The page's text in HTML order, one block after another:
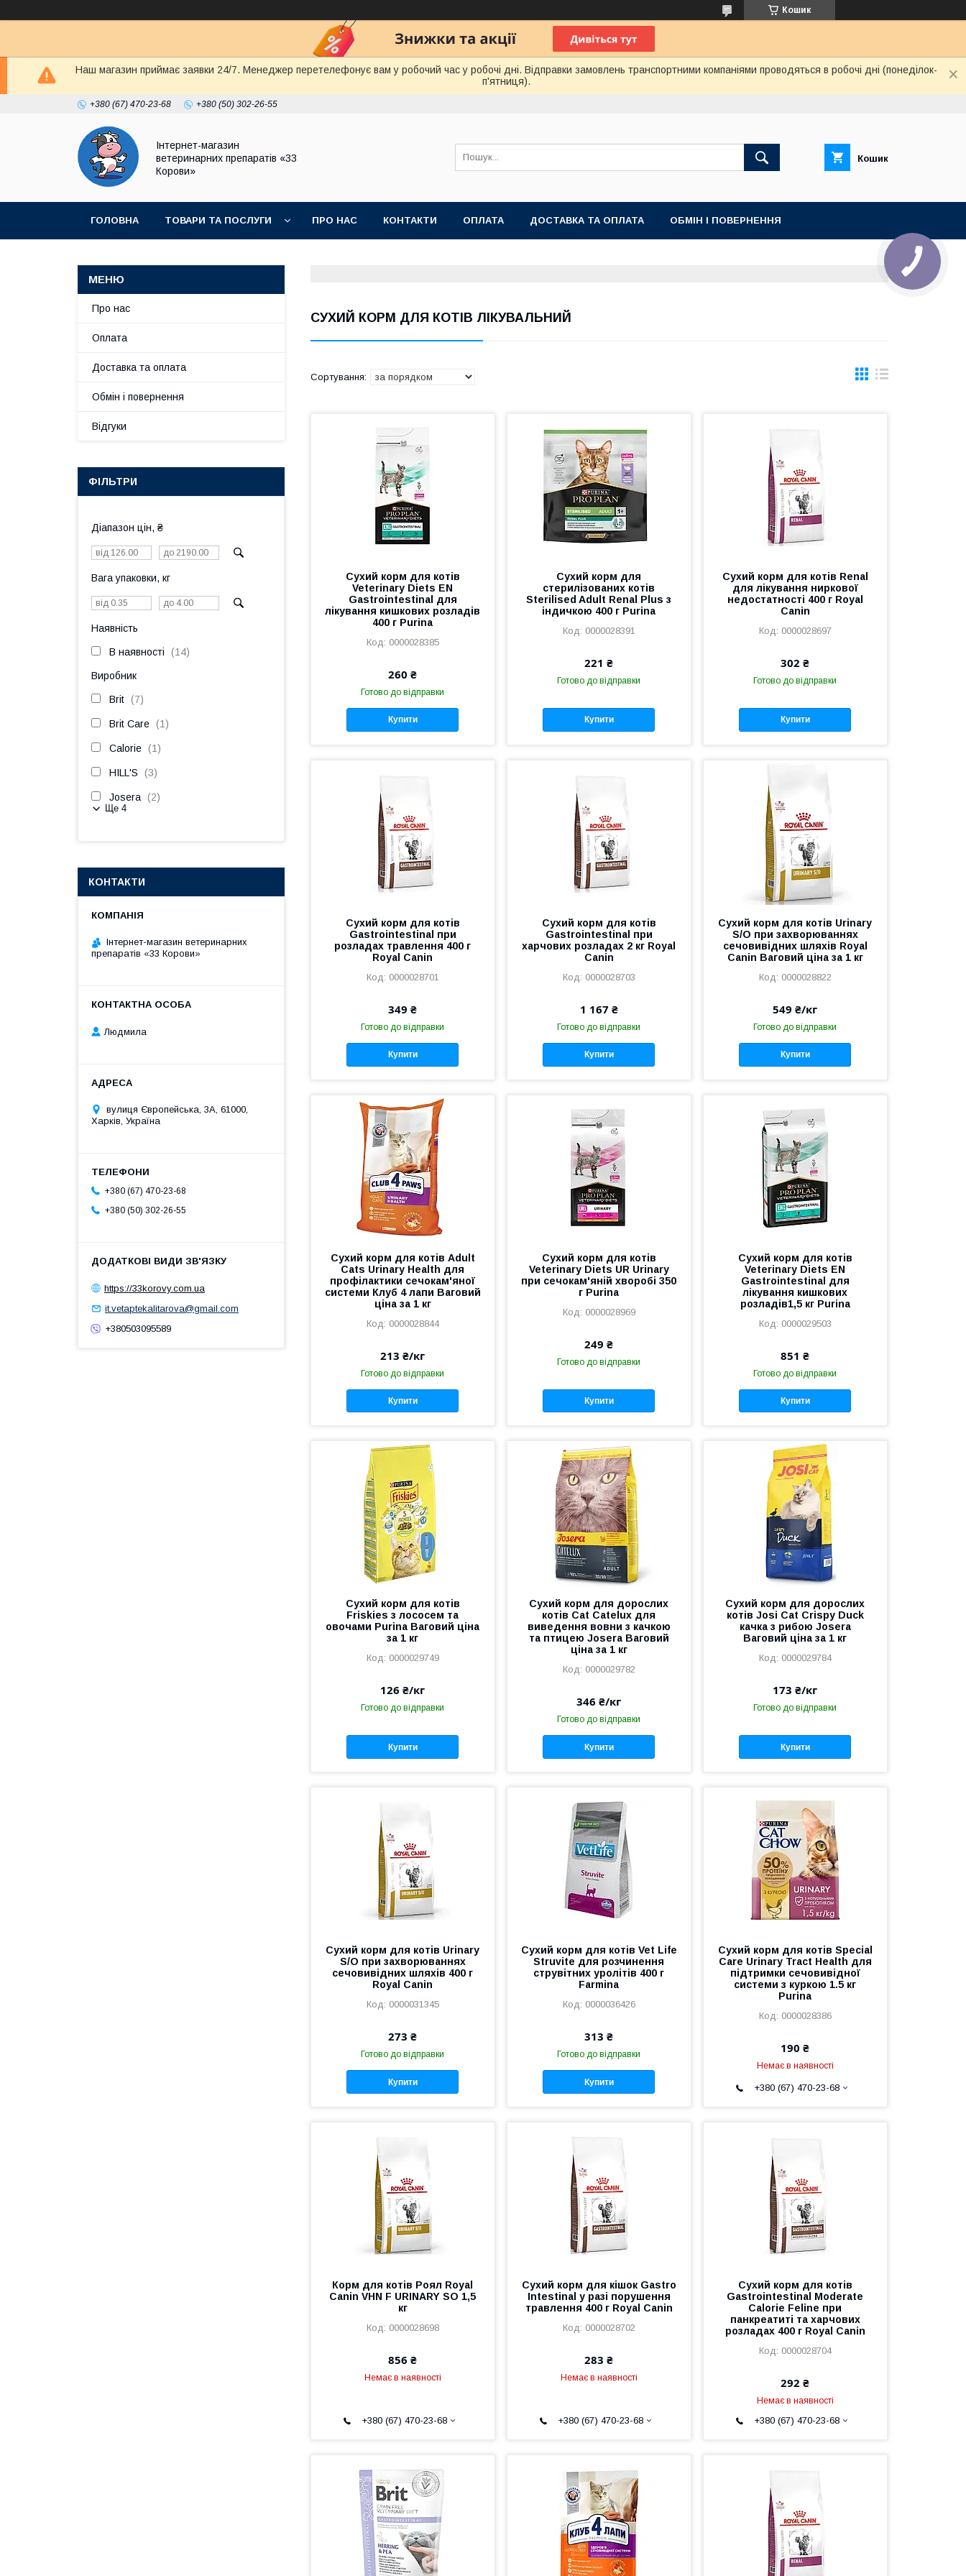
Кошик
Наш магазин приймає заявки 24/7. Менеджер перетелефонує вам у робочий час у робочі дні. Відправки замовлень транспортними компаніями проводяться в робочі дні (понеділок-
п'ятниця).
+380 (67) 470-23-68 +380 (50) 302-26-55
Інтернет-магазин
ветеринарних препаратів «33
Корови»
Кошик
ГОЛОВНА ТОВАРИ ТА ПОСЛУГИ ПРО НАС КОНТАКТИ ОПЛАТА ДОСТАВКА ТА ОПЛАТА ОБМІН І ПОВЕРНЕННЯ
СУХИЙ КОРМ ДЛЯ КОТІВ ЛІКУВАЛЬНИЙ
Сухий корм для котів
Veterinary Diets EN
Gastrointestinal для
лікування кишкових розладів
400 г Purina
0000028385
260 ₴
Готово до відправки
Купити
Сухий корм для
стерилізованих котів
Sterilised Adult Renal Plus з
індичкою 400 г Purina
0000028391
221 ₴
Готово до відправки
Купити
Сухий корм для котів Renal
для лікування ниркової
недостатності 400 г Royal
Canin
0000028697
302 ₴
Готово до відправки
Купити
Сухий корм для котів
Gastrointestinal при
розладах травлення 400 г
Royal Canin
0000028701
349 ₴
Готово до відправки
Купити
Сухий корм для котів
Gastrointestinal при
харчових розладах 2 кг Royal
Canin
0000028703
1 167 ₴
Готово до відправки
Купити
Сухий корм для котів Urinary
S/O при захворюваннях
сечовивідних шляхів Royal
Canin Ваговий ціна за 1 кг
0000028822
549 ₴/кг
Готово до відправки
Купити
Сухий корм для котів Adult
Cats Urinary Health для
профілактики сечокам'яної
системи Клуб 4 лапи Ваговий
ціна за 1 кг
0000028844
213 ₴/кг
Готово до відправки
Купити
Сухий корм для котів
Veterinary Diets UR Urinary
при сечокам'яній хворобі 350
г Purina
0000028969
249 ₴
Готово до відправки
Купити
Сухий корм для котів
Veterinary Diets EN
Gastrointestinal для
лікування кишкових
розладів1,5 кг Purina
0000029503
851 ₴
Готово до відправки
Купити
Сухий корм для котів
Friskies з лососем та
овочами Purina Ваговий ціна
за 1 кг
0000029749
126 ₴/кг
Готово до відправки
Купити
Сухий корм для дорослих
котів Cat Catelux для
виведення вовни з качкою
та птицею Josera Ваговий
ціна за 1 кг
0000029782
346 ₴/кг
Готово до відправки
Купити
Сухий корм для дорослих
котів Josi Cat Crispy Duck
качка з рибою Josera
Ваговий ціна за 1 кг
0000029784
173 ₴/кг
Готово до відправки
Купити
Сухий корм для котів Urinary
S/O при захворюваннях
сечовивідних шляхів 400 г
Royal Canin
0000031345
273 ₴
Готово до відправки
Купити
Сухий корм для котів Vet Life
Struvite для розчинення
струвітних уролітів 400 г
Farmina
0000036426
313 ₴
Готово до відправки
Купити
Сухий корм для котів Special
Care Urinary Tract Health для
підтримки сечовивідної
системи з куркою 1.5 кг
Purina
0000028386
190 ₴
Немає в наявності
+380 (67) 470-23-68
Корм для котів Роял Royal
Canin VHN F URINARY SO 1,5
кг
0000028698
856 ₴
Немає в наявності
+380 (67) 470-23-68
Сухий корм для кішок Gastro
Intestinal у разі порушення
травлення 400 г Royal Canin
0000028702
283 ₴
Немає в наявності
+380 (67) 470-23-68
Сухий корм для котів
Gastrointestinal Moderate
Calorie Feline при
панкреатиті та харчових
розладах 400 г Royal Canin
0000028704
292 ₴
Немає в наявності
+380 (67) 470-23-68
Про нас
Оплата
Доставка та оплата
Обмін і повернення
Відгуки
ФІЛЬТРИ
Діапазон цін, ₴
Вага упаковки, кг
Наявність
В наявності 14
Виробник
Brit 7
Brit Care 1
Calorie 1
HILL'S 3
Josera 2
Ще 4
КОНТАКТИ
Інтернет-магазин ветеринарних
препаратів «33 Корови»
Людмила
вулиця Європейська, 3А, 61000,
Харків, Україна
+380 (67) 470-23-68
+380 (50) 302-26-55
https://33korovy.com.ua
it.vetaptekalitarova@gmail.com
+380503095589